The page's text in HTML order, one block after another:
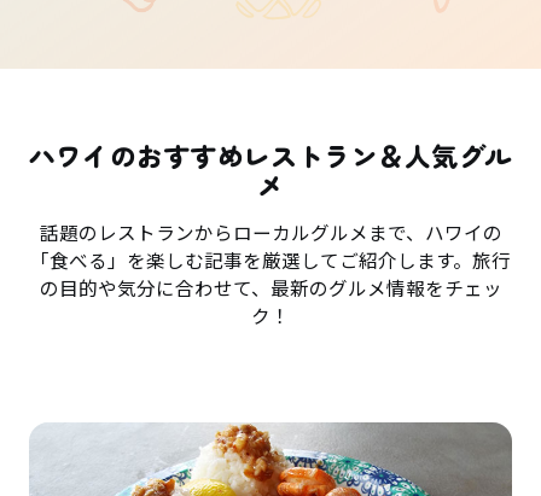
ハワイのおすすめレストラン＆人気グル
メ
話題のレストランからローカルグルメまで、ハワイの
「食べる」を楽しむ記事を厳選してご紹介します。旅行
の目的や気分に合わせて、最新のグルメ情報をチェッ
ク！